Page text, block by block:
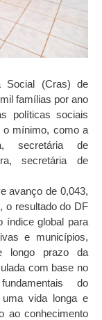
Social (Cras) de
famílias por ano
políticas sociais
o mínimo, como a
secretária de
secretária de
avanço de 0,043,
o resultado do DF
índice global para
e municípios,
longo prazo da
com base no
do
uma vida longa e
ao conhecimento